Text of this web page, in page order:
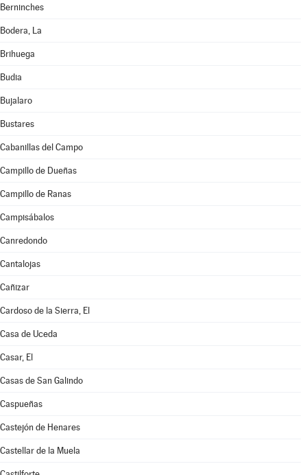
Berninches
Bodera, La
Brihuega
Budia
Bujalaro
Bustares
Cabanillas del Campo
Campillo de Dueñas
Campillo de Ranas
Campisábalos
Canredondo
Cantalojas
Cañizar
Cardoso de la Sierra, El
Casa de Uceda
Casar, El
Casas de San Galindo
Caspueñas
Castejón de Henares
Castellar de la Muela